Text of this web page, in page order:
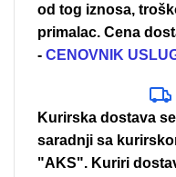
od tog iznosa,
primalac. Cena
- CENOVNIK
Kurirska dostava
saradnji sa
"AKS". Kuriri